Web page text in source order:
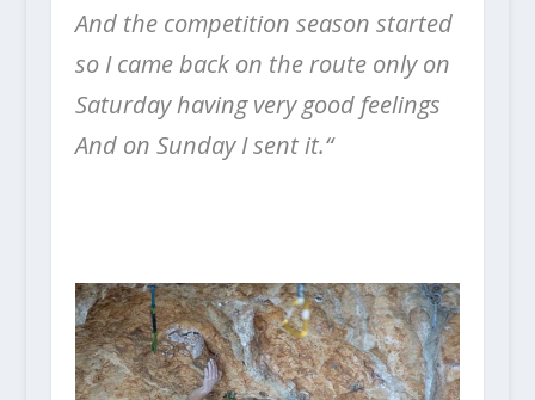
And the competition season started
so I came back on the route only on
Saturday having very good feelings
And on Sunday I sent it.“